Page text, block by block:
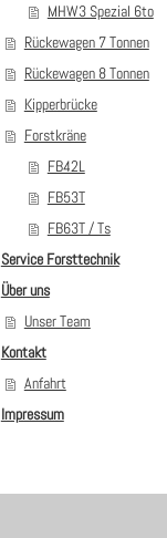
MHW3 Spezial 6to
Rückewagen 7 Tonnen
Rückewagen 8 Tonnen
Kipperbrücke
Forstkräne
FB42L
FB53T
FB63T / Ts
Service Forsttechnik
Über uns
Unser Team
Kontakt
Anfahrt
Impressum